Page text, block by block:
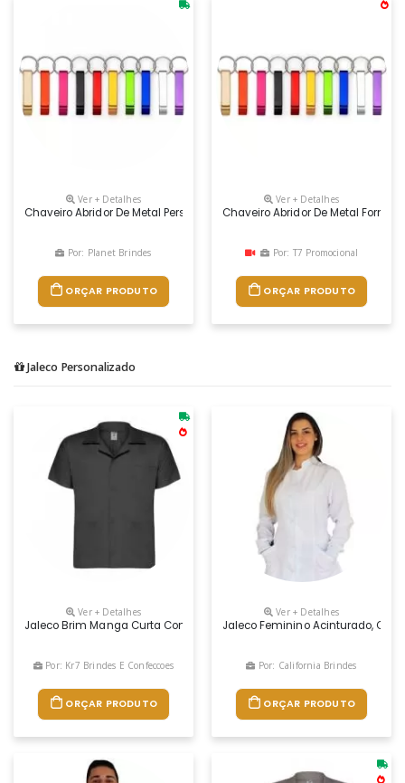
Ver + Detalhes
Chaveiro Abridor De Metal Personalizado
Por: Planet Brindes
ORÇAR PRODUTO
Ver + Detalhes
Chaveiro Abridor De Metal
Por: T7 Promocional
ORÇAR PRODUTO
Jaleco Personalizado
Ver + Detalhes
Jaleco Brim Manga Curta Com 3 Bolsos
Por: Kr7 Brindes E Confeccoes
ORÇAR PRODUTO
Ver + Detalhes
Jaleco Feminino Acinturado,
Por: California Brindes
ORÇAR PRODUTO